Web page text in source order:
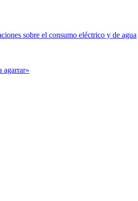
sobre el consumo eléctrico y de agua
agarrar»